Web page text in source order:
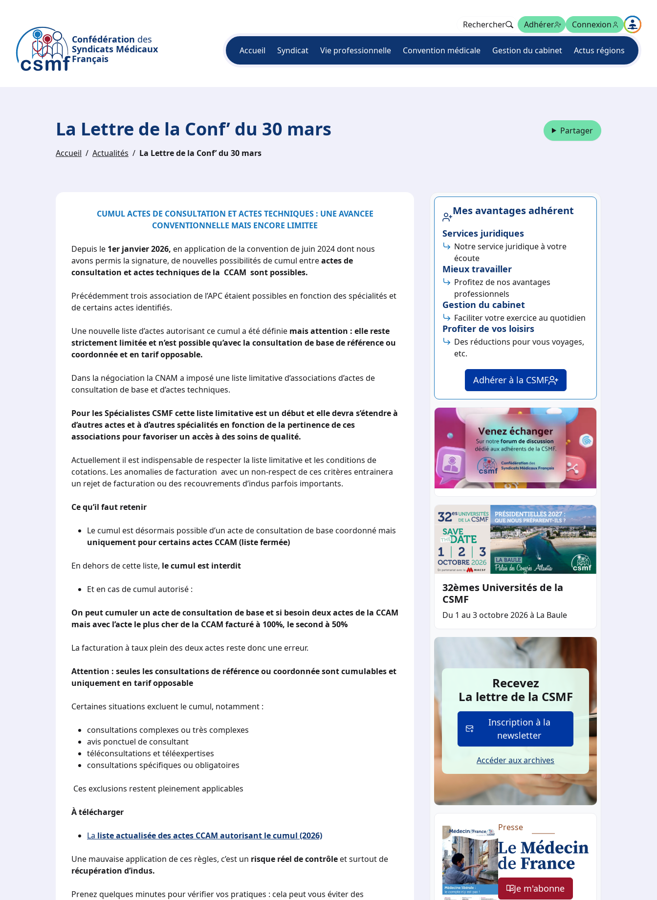
Confédération des
Syndicats Médicaux
Français
Accueil Syndicat Vie professionnelle Convention médicale Gestion du cabinet Actus régions
Rechercher Adhérer Connexion
La Lettre de la Conf’ du 30 mars
Accueil Actualités La Lettre de la Conf’ du 30 mars
Partager
CUMUL ACTES DE CONSULTATION ET ACTES TECHNIQUES : UNE AVANCEE
CONVENTIONNELLE MAIS ENCORE LIMITEE
Depuis le 1er janvier 2026, en application de la convention de juin 2024 dont nous
avons permis la signature, de nouvelles possibilités de cumul entreactes de
consultation et actes techniques de la CCAM sont possibles.
Précédemment trois association de l’APC étaient possibles en fonction des spécialités et
de certains actes identifiés.
Une nouvelle liste d’actes autorisant ce cumul a été définie mais attention : elle reste
strictement limitée et n’est possible qu’avec la consultation de base de référence ou
coordonnée et en tarif opposable.
Dans la négociation la CNAM a imposé une liste limitative d’associations d’actes de
consultation de base et d’actes techniques.
Pour les Spécialistes CSMF cette liste limitative est un début et elle devra s’étendre à
d’autres actes et à d’autres spécialités en fonction de la pertinence de ces
associations pour favoriser un accès à des soins de qualité.
Actuellement il est indispensable de respecter la liste limitative et les conditions de
cotations. Les anomalies de facturation avec un non-respect de ces critères entrainera
un rejet de facturation ou des recouvrements d’indus parfois importants.
Ce qu’il faut retenir
Le cumul est désormais possible d’un acte de consultation de base coordonné mais
uniquement pour certains actes CCAM (liste fermée)
En dehors de cette liste, le cumul est interdit
Et en cas de cumul autorisé :
On peut cumuler un acte de consultation de base et si besoin deux actes de la CCAM
mais avec l’acte le plus cher de la CCAM facturé à 100%, le second à 50%
La facturation à taux plein des deux actes reste donc une erreur.
Attention : seules les consultations de référence ou coordonnée sont cumulables et
uniquement en tarif opposable
Certaines situations excluent le cumul, notamment :
consultations complexes ou très complexes
avis ponctuel de consultant
téléconsultations et téléexpertises
consultations spécifiques ou obligatoires
Ces exclusions restent pleinement applicables
À télécharger
La liste actualisée des actes CCAM autorisant le cumul (2026)
Une mauvaise application de ces règles, c’est un risque réel de contrôleet surtout de
récupération d’indus.
Prenez quelques minutes pour vérifier vos pratiques : cela peut vous éviter des
Mes avantages adhérent
Services juridiques
Notre service juridique à votre
écoute
Mieux travailler
Profitez de nos avantages
professionnels
Gestion du cabinet
Faciliter votre exercice au quotidien
Profiter de vos loisirs
Des réductions pour vous voyages,
etc.
Adhérer à la CSMF
32èmes Universités de la
CSMF
Du 1 au 3 octobre 2026 à La Baule
Recevez
La lettre de la CSMF
Inscription à la
newsletter
Accéder aux archives
Presse
Je m'abonne